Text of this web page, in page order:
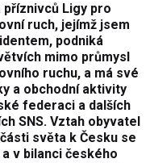
příznivců Ligy pro
ruch, jejímž jsem
podniká
mimo průmysl
ruchu, a má své
a obchodní aktivity
federaci a dalších
SNS. Vztah obyvatel
světa k Česku se
v bilanci českého